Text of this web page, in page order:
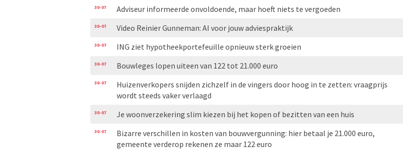
30-07 Adviseur informeerde onvoldoende, maar hoeft niets te vergoeden
30-07 Video Reinier Gunneman: AI voor jouw adviespraktijk
30-07 ING ziet hypotheekportefeuille opnieuw sterk groeien
30-07 Bouwleges lopen uiteen van 122 tot 21.000 euro
30-07
Huizenverkopers snijden zichzelf in de vingers door hoog in te zetten: vraagprijs
wordt steeds vaker verlaagd
30-07 Je woonverzekering slim kiezen bij het kopen of bezitten van een huis
30-07
Bizarre verschillen in kosten van bouwvergunning: hier betaal je 21.000 euro,
gemeente verderop rekenen ze maar 122 euro